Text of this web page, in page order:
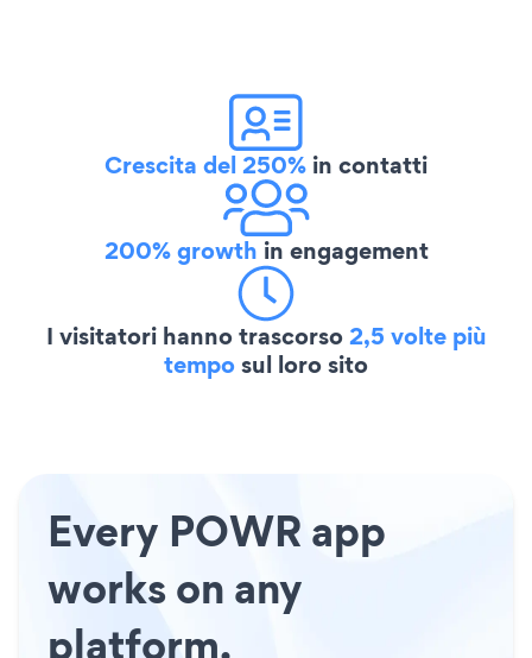
Crescita del 250% in contatti
200% growth in engagement
I visitatori hanno trascorso2,5 volte più
temposul loro sito
Every POWR app
works on any
platform.